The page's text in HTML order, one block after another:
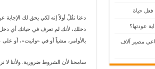
دعنا نقُلْ أولاً إنه لكي يحق لك
دخلك، لأنك لم تعرف في حياتك أي
بالأوامر، مشياً أو في «وانيت»، أو
سامحنا لأن الشروط ضرورية. ولأننا
فعل حياة
عودتها؟
مصير آلاف